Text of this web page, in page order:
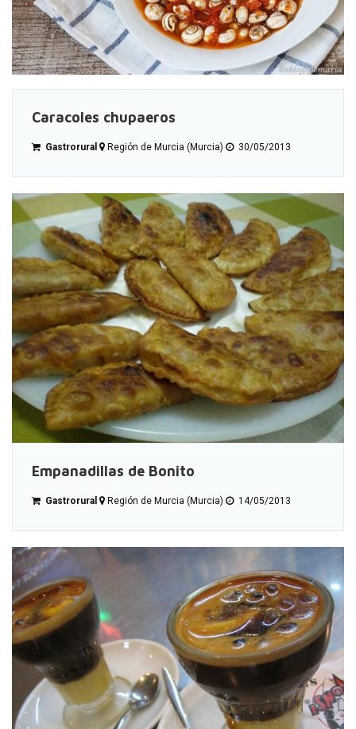
Caracoles chupaeros
Gastrorural Región de Murcia (Murcia) 30/05/2013
Empanadillas de Bonito
Gastrorural Región de Murcia (Murcia) 14/05/2013